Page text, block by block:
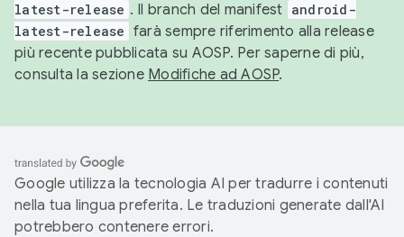
latest-release . Il branch del manifest android-
latest-release farà sempre riferimento alla release
più recente pubblicata su AOSP. Per saperne di più,
consulta la sezione Modifiche ad AOSP.
Google utilizza la tecnologia AI per tradurre i contenuti
nella tua lingua preferita. Le traduzioni generate dall'AI
potrebbero contenere errori.